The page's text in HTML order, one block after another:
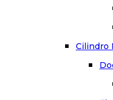
Cilindro